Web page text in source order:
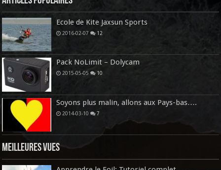
Ecole de Kite Jaxsun Sports
2016-02-07 12
Pack NoLimit – Dolycam
2015-05-05 10
Soyons plus malin, allons aux Pays-bas….
2014-03-10 7
Meilleures vues